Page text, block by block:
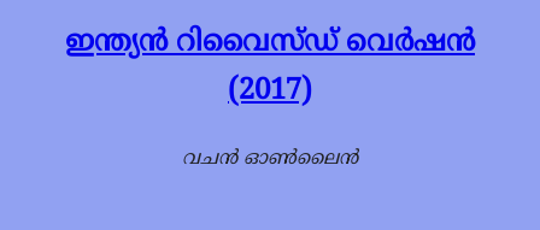
ഇന്ത്യന്‍ റിവൈസ്ഡ് വെര്‍ഷന്‍
(2017)
വചൻ ഓൺലൈൻ